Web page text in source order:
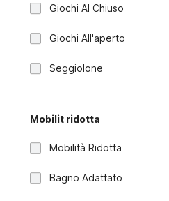
Giochi Al Chiuso
Giochi All'aperto
Seggiolone
Mobilit ridotta
Mobilità Ridotta
Bagno Adattato